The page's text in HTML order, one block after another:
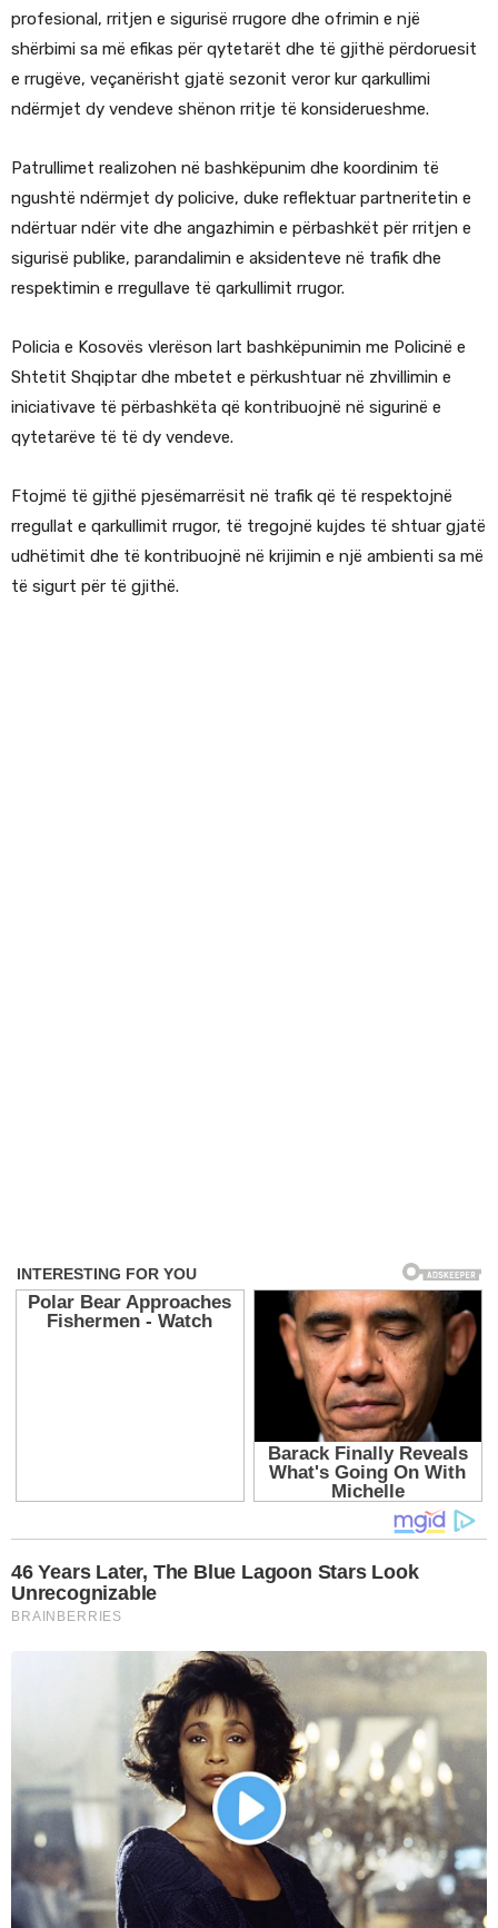
profesional, rritjen e sigurisë rrugore dhe ofrimin e një
shërbimi sa më efikas për qytetarët dhe të gjithë përdoruesit
e rrugëve, veçanërisht gjatë sezonit veror kur qarkullimi
ndërmjet dy vendeve shënon rritje të konsiderueshme.
Patrullimet realizohen në bashkëpunim dhe koordinim të
ngushtë ndërmjet dy policive, duke reflektuar partneritetin e
ndërtuar ndër vite dhe angazhimin e përbashkët për rritjen e
sigurisë publike, parandalimin e aksidenteve në trafik dhe
respektimin e rregullave të qarkullimit rrugor.
Policia e Kosovës vlerëson lart bashkëpunimin me Policinë e
Shtetit Shqiptar dhe mbetet e përkushtuar në zhvillimin e
iniciativave të përbashkëta që kontribuojnë në sigurinë e
qytetarëve të të dy vendeve.
Ftojmë të gjithë pjesëmarrësit në trafik që të respektojnë
rregullat e qarkullimit rrugor, të tregojnë kujdes të shtuar gjatë
udhëtimit dhe të kontribuojnë në krijimin e një ambienti sa më
të sigurt për të gjithë.